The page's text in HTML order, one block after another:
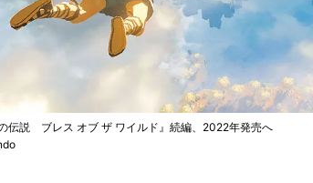
の伝説 ブレス オブ ザ ワイルド』続編、2022年発売へ